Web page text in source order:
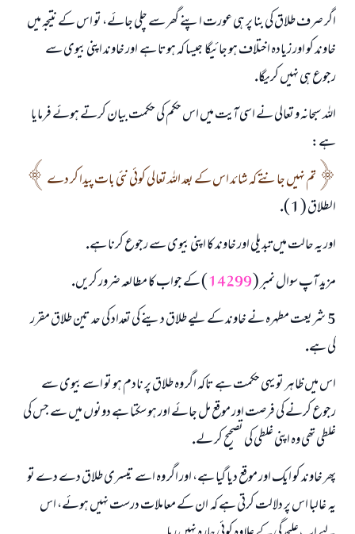
اگر صرف طلاق كى بنا پر ہى عورت اپنے گھر سے چلى جائے، تو اس كے نتيجہ ميں
خاوند كو اور زيادہ اختلاف ہو جائيگا ـ جيسا كہ ہوتا ہے ـ اور خاوند اپنى بيوى سے
رجوع ہى نہيں كريگا.
اللہ سبحانہ و تعالى نے اسى آيت ميں اس حكم كى حكمت بيان كرتے ہوئے فرمايا
ہے:
تم نہيں جانتے كہ شائد اس كے بعد اللہ تعالى كوئى نئى بات پيدا كر دے
الطلاق ( 1 ).
اور يہ حالت ميں تبديلى اور خاوند كا اپنى بيوى سے رجوع كرنا ہے.
مزيد آپ سوال نمبر (14299) كے جواب كا مطالعہ ضرور كريں.
5 ـ شريعت مطہرہ نے خاوند كے ليے طلاق دينے كى تعداد كى حد تين طلاق مقرر
كى ہے.
اس ميں ظاہر تو يہى حكمت ہے تاكہ اگر وہ طلاق پر نادم ہو تو اسے بيوى سے
رجوع كرنے كى فرصت اور موقع مل جائے اور ہو سكتا ہے دونوں ميں سے جس كى
غلطى تھى وہ اپنى غلطى كى تصحيح كر لے.
پھر خاوند كو ايك اور موقع ديا گيا ہے، اور اگر وہ اسے تيسرى طلاق دے دے تو
يہ ـ غالبا اس پر دلالت كرتى ہے كہ ـ ان كے معاملات درست نہيں ہوئے، اس